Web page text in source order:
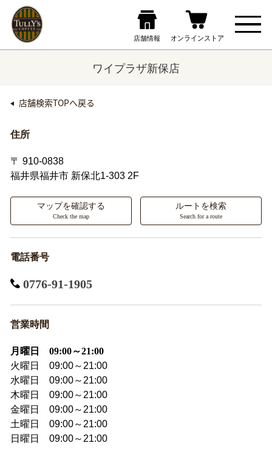
ワイプラザ新保店
店舗検索TOPへ戻る
住所
〒 910-0838
福井県福井市 新保北1-303 2F
マップを確認する
Check the map
ルートを検索
Search for a route
電話番号
0776-91-1905
営業時間
月曜日 09:00～21:00
火曜日 09:00～21:00
水曜日 09:00～21:00
木曜日 09:00～21:00
金曜日 09:00～21:00
土曜日 09:00～21:00
日曜日 09:00～21:00